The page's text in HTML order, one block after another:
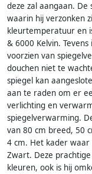
deze zal aangaan.
waarin hij verzonken
kleurtemperatuur en
& 6000 Kelvin.
voorzien van
douchen niet te
spiegel kan
aan te raden om er
verlichting en
spiegelverwarming.
van 80 cm breed, 50
4 cm. Het kader
Zwart. Deze
kleuren, ook is hij